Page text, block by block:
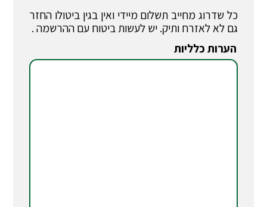
כל שדרוג מחייב תשלום מיידי ואין בגין ביטולו החזר
גם לא לאזרח ותיק. יש לעשות ביטוח עם ההרשמה .
הערות כלליות